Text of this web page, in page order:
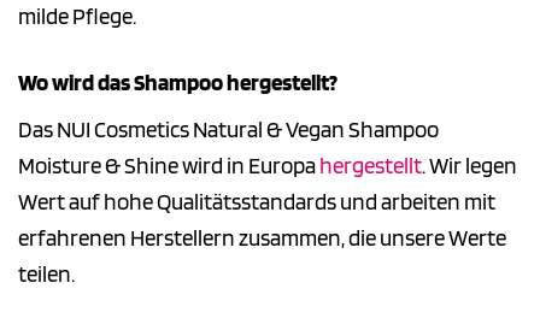
milde Pflege.
Wo wird das Shampoo hergestellt?
Das NUI Cosmetics Natural & Vegan Shampoo
Moisture & Shine wird in Europahergestellt. Wir legen
Wert auf hohe Qualitätsstandards und arbeiten mit
erfahrenen Herstellern zusammen, die unsere Werte
teilen.